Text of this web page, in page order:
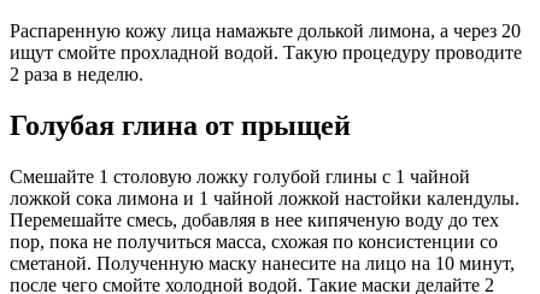
Распаренную кожу лица намажьте долькой лимона, а через 20
ищут смойте прохладной водой. Такую процедуру проводите
2 раза в неделю.
Голубая глина от прыщей
Смешайте 1 столовую ложку голубой глины с 1 чайной
ложкой сока лимона и 1 чайной ложкой настойки календулы.
Перемешайте смесь, добавляя в нее кипяченую воду до тех
пор, пока не получиться масса, схожая по консистенции со
сметаной. Полученную маску нанесите на лицо на 10 минут,
после чего смойте холодной водой. Такие маски делайте 2